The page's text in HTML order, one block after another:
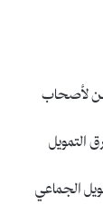
لأصحاب
التمويل
الجماعي